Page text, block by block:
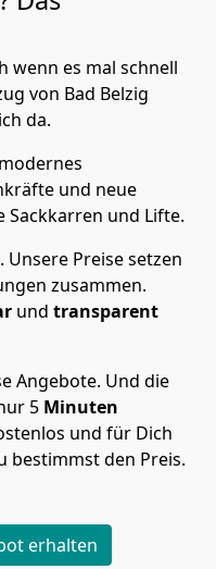
wenn es mal schnell
von Bad Belzig
da.
und neue
Sackkarren und Lifte.
Unsere Preise setzen
zusammen.
und transparent
Angebote. Und die
5 Minuten
und für Dich
bestimmst den Preis.
erhalten